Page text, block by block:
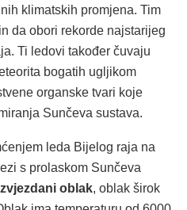
klimatskih promjena. Tim
da obori rekorde najstarijeg
Ti ledovi također čuvaju
bogatih ugljikom
organske tvari koje
Sunčeva sustava.
leda Bijelog raja na
s prolaskom Sunčeva
oblak, oblak širok